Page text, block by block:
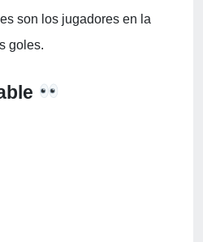
son los jugadores en la
goles.